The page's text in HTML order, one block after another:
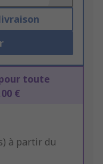
toute
€
à partir du